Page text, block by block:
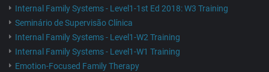
Internal Family Systems - Level1-1st Ed 2018: W3 Training
Seminário de Supervisão Clínica
Internal Family Systems - Level1-W2 Training
Internal Family Systems - Level1-W1 Training
Emotion-Focused Family Therapy